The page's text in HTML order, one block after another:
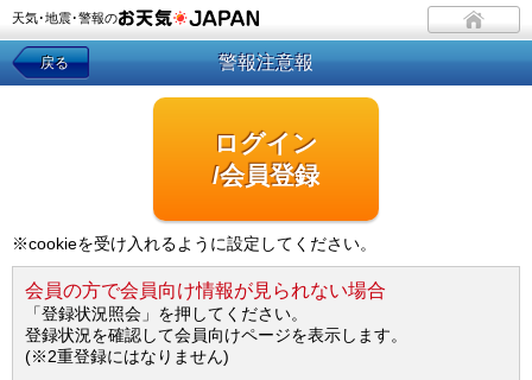
天気･地震･警報の
戻る 警報注意報
ログイン
/会員登録
※cookieを受け入れるように設定してください。
会員の方で会員向け情報が見られない場合
「登録状況照会」を押してください。
登録状況を確認して会員向けページを表示します。
(※2重登録にはなりません)